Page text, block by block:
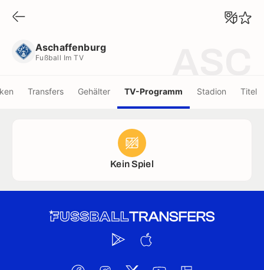
Aschaffenburg
Fußball Im TV
Transfers Gehälter TV-Programm Stadion Titel
Kein Spiel